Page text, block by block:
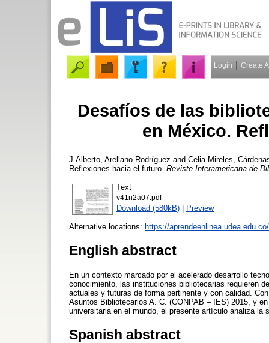
Login Create
Desafíos de las
en México.
J.Alberto, Arellano-Rodríguez and Celia Mireles,
Reflexiones hacia el futuro. Reviste Interamericana de
Text
v41n2a07.pdf
Download (580kB) | Preview
Alternative locations: https://
English abstract
En un contexto marcado por el acelerado desarrollo
conocimiento, las instituciones bibliotecarias requieren
actuales y futuras de forma pertinente y con calidad.
Asuntos Bibliotecarios A. C. (CONPAB – IES) 2015, y
universitaria en el mundo, el presente artículo analiza la
Spanish abstract